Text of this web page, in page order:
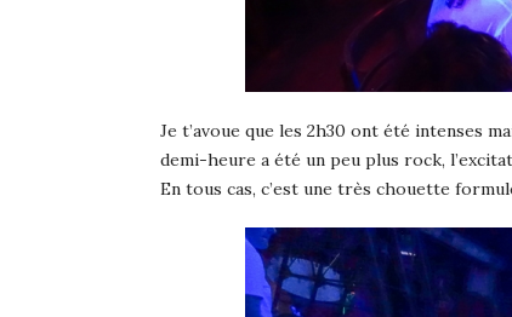
Je t’avoue que les 2h30 ont été intenses
demi-heure a été un peu plus rock,
En tous cas, c’est une très chouette